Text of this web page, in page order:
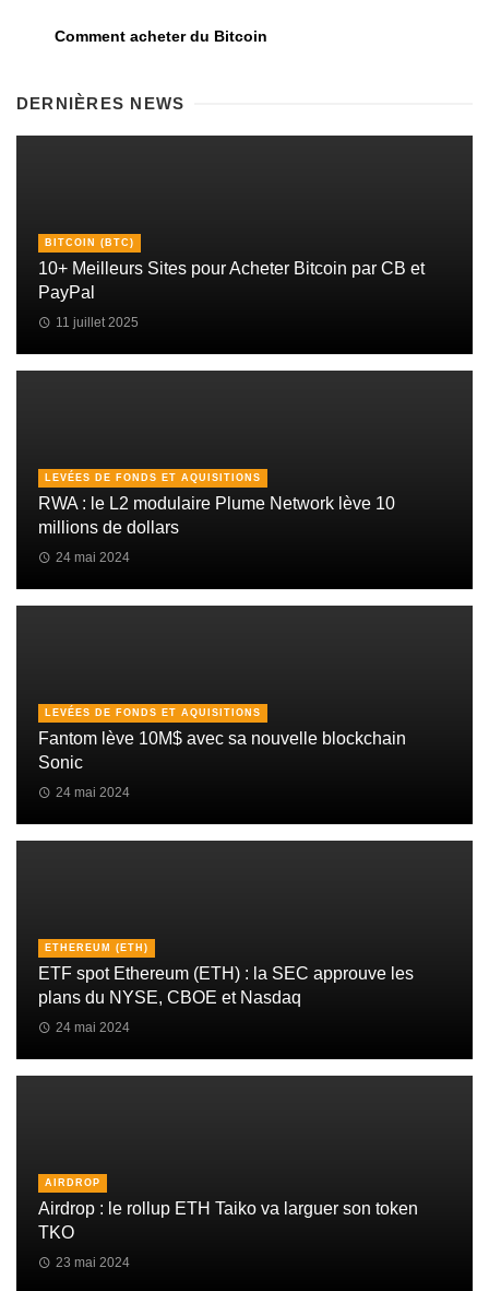
Comment acheter du Bitcoin
DERNIÈRES NEWS
BITCOIN (BTC)
10+ Meilleurs Sites pour Acheter Bitcoin par CB et
PayPal
11 juillet 2025
LEVÉES DE FONDS ET AQUISITIONS
RWA : le L2 modulaire Plume Network lève 10
millions de dollars
24 mai 2024
LEVÉES DE FONDS ET AQUISITIONS
Fantom lève 10M$ avec sa nouvelle blockchain
Sonic
24 mai 2024
ETHEREUM (ETH)
ETF spot Ethereum (ETH) : la SEC approuve les
plans du NYSE, CBOE et Nasdaq
24 mai 2024
AIRDROP
Airdrop : le rollup ETH Taiko va larguer son token
TKO
23 mai 2024